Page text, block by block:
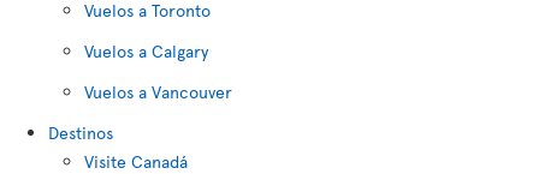
Vuelos a Toronto
Vuelos a Calgary
Vuelos a Vancouver
Destinos
Visite Canadá